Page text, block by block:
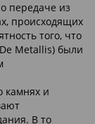
передаче из
происходящих
того, что
Metallis) были
камнях и
В то